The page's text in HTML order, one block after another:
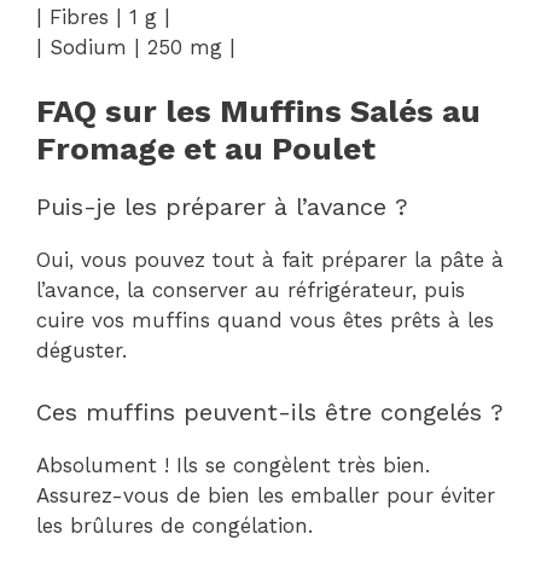
| Fibres | 1 g |
| Sodium | 250 mg |
FAQ sur les Muffins Salés au
Fromage et au Poulet
Puis-je les préparer à l’avance ?
Oui, vous pouvez tout à fait préparer la pâte à
l’avance, la conserver au réfrigérateur, puis
cuire vos muffins quand vous êtes prêts à les
déguster.
Ces muffins peuvent-ils être congelés ?
Absolument ! Ils se congèlent très bien.
Assurez-vous de bien les emballer pour éviter
les brûlures de congélation.